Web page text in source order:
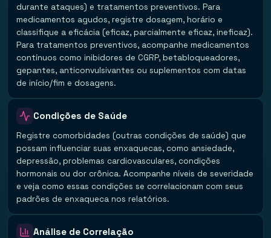
durante ataques) e tratamentos preventivos. Para
medicamentos agudos, registre dosagem, horário e
classifique a eficácia (eficaz, parcialmente eficaz, ineficaz).
Para tratamentos preventivos, acompanhe medicamentos
contínuos como inibidores de CGRP, betabloqueadores,
gepantes, anticonvulsivantes ou suplementos com datas
de início/fim e dosagens.
Condições de Saúde
Registre comorbidades (outras condições de saúde) que
possam influenciar suas enxaquecas, como ansiedade,
depressão, problemas cardiovasculares, condições
hormonais ou dor crônica. Acompanhe níveis de severidade
e veja como essas condições se correlacionam com seus
padrões de enxaqueca nos relatórios.
Análise de Correlação